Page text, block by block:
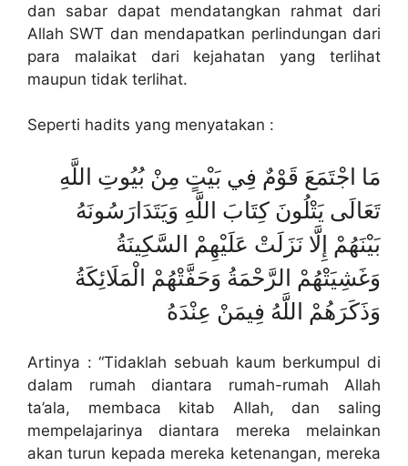
dan sabar dapat mendatangkan rahmat dari
Allah SWT dan mendapatkan perlindungan dari
para malaikat dari kejahatan yang terlihat
maupun tidak terlihat.
Seperti hadits yang menyatakan :
مَا اجْتَمَعَ قَوْمٌ فِي بَيْتٍ مِنْ بُيُوتِ اللَّهِ
تَعَالَى يَتْلُونَ كِتَابَ اللَّهِ وَيَتَدَارَسُونَهُ
بَيْنَهُمْ إِلَّا نَزَلَتْ عَلَيْهِمْ السَّكِينَةُ
وَغَشِيَتْهُمْ الرَّحْمَةُ وَحَفَّتْهُمْ الْمَلَائِكَةُ
وَذَكَرَهُمْ اللَّهُ فِيمَنْ عِنْدَهُ
Artinya : “Tidaklah sebuah kaum berkumpul di
dalam rumah diantara rumah-rumah Allah
ta’ala, membaca kitab Allah, dan saling
mempelajarinya diantara mereka melainkan
akan turun kepada mereka ketenangan, mereka